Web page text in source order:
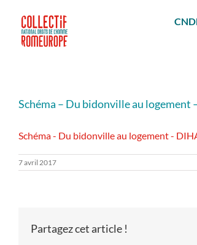
contenu
Schéma – Du bidonville au logement
Schéma - Du bidonville au logement -
7 avril 2017
Partagez cet article !